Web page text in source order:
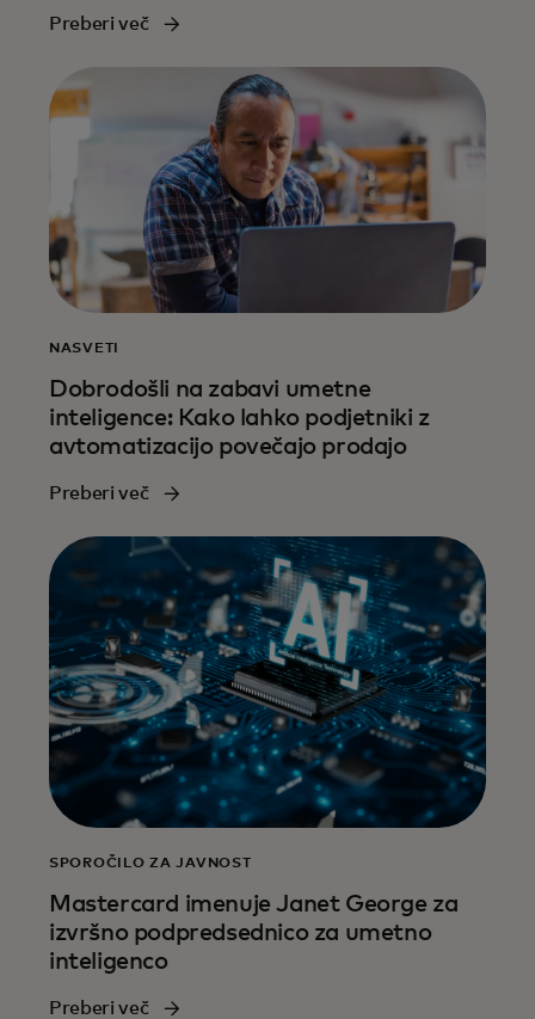
Preberi več
NASVETI
Dobrodošli na zabavi umetne
inteligence: Kako lahko podjetniki z
avtomatizacijo povečajo prodajo
Preberi več
SPOROČILO ZA JAVNOST
Mastercard imenuje Janet George za
izvršno podpredsednico za umetno
inteligenco
Preberi več